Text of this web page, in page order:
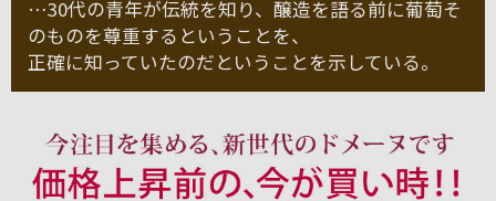
…30代の青年が伝統を知り、醸造を語る前に葡萄そ
のものを尊重するということを、
正確に知っていたのだということを示している。